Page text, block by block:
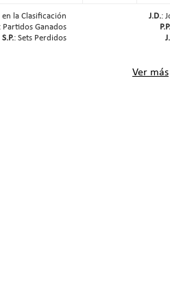
en la Clasificación J.D.:
Partidos Ganados
P.P.
S.P.: Sets Perdidos
Ver más